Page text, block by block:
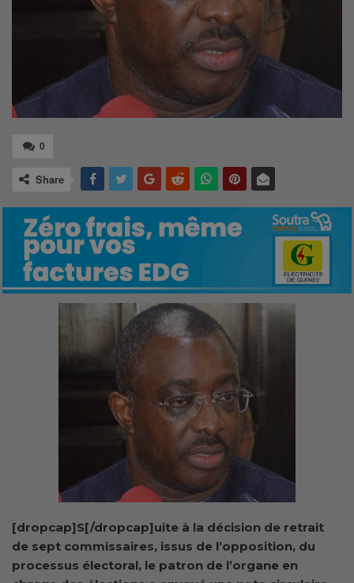
0
Share
[dropcap]S[/dropcap]uite à la décision de retrait
de sept commissaires, issus de l’opposition, du
processus électoral, le patron de l’organe en